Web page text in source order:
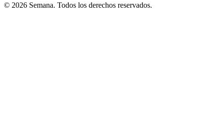
© 2026 Semana. Todos los derechos reservados.